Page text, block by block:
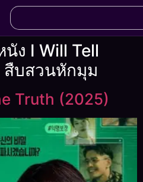
นัง I Will Tell
สืบสวนหักมุม
Truth (2025)